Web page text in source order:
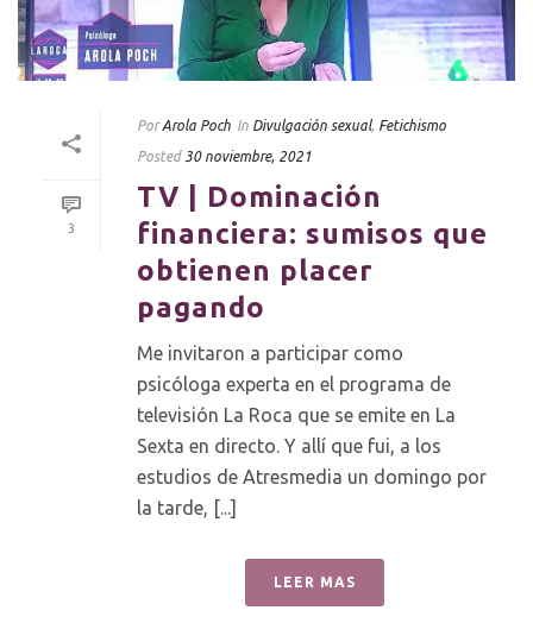
3
Por Arola Poch In Divulgación sexual, Fetichismo
Posted 30 noviembre, 2021
TV | Dominación
financiera: sumisos que
obtienen placer
pagando
Me invitaron a participar como
psicóloga experta en el programa de
televisión La Roca que se emite en La
Sexta en directo. Y allí que fui, a los
estudios de Atresmedia un domingo por
la tarde, [...]
LEER MAS